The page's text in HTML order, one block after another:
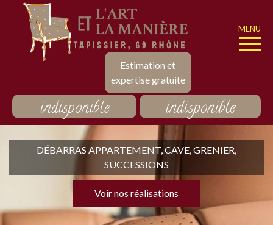
Estimation et
expertise gratuite
MENU
indisponible indisponible
DÉBARRAS APPARTEMENT, CAVE, GRENIER,
SUCCESSIONS
Voir nos réalisations